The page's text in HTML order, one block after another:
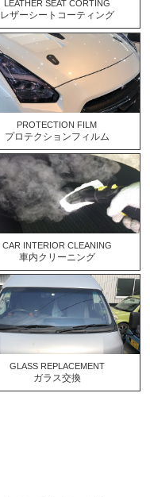
LEATHER SEAT CORTING
レザーシートコーティング
PROTECTION FILM
プロテクションフィルム
CAR INTERIOR CLEANING
車内クリーニング
GLASS REPLACEMENT
ガラス交換